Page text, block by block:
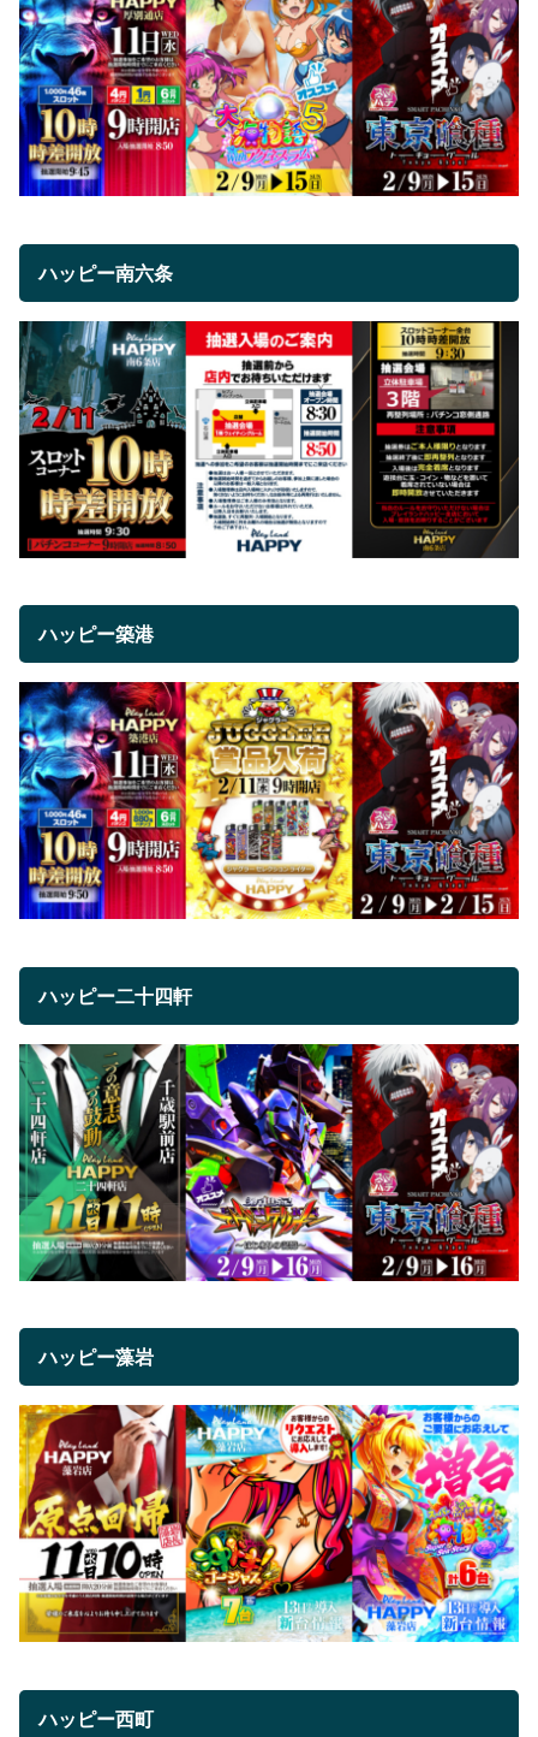
ハッピー南六条
ハッピー築港
ハッピー二十四軒
ハッピー藻岩
ハッピー西町